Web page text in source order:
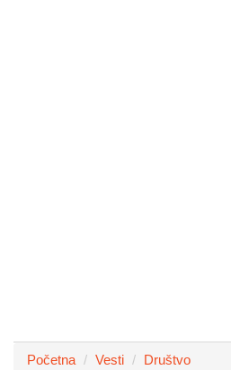
Početna Vesti
Društvo